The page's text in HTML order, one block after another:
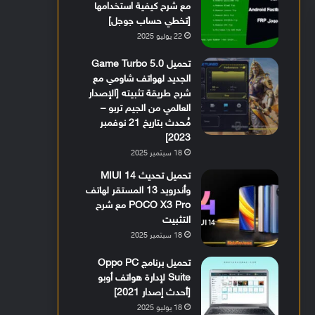
مع شرح كيفية استخدامها
[تخطي حساب جوجل]
22 يوليو 2025
تحميل Game Turbo 5.0
الجديد لهواتف شاومي مع
شرح طريقة تثبيته [الإصدار
العالمي من الجيم تربو –
مُحدث بتاريخ 21 نوفمبر
2023]
18 سبتمبر 2025
تحميل تحديث MIUI 14
وأندرويد 13 المستقر لهاتف
POCO X3 Pro مع شرح
التثبيت
18 سبتمبر 2025
تحميل برنامج Oppo PC
Suite لإدارة هواتف أوبو
[أحدث إصدار 2021]
18 يوليو 2025